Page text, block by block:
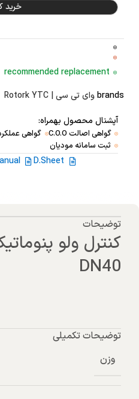
خرید
recommended replacement
brandsوای تی سی | Rotork YTC
آپشنال محصول بهمراه:
گواهی اصالت C.O.O گواهی
ثبت سامانه مودیان
D.Sheet
توضیحات
کنترل ولو
DN40
توضیحات تکمیلی
وزن